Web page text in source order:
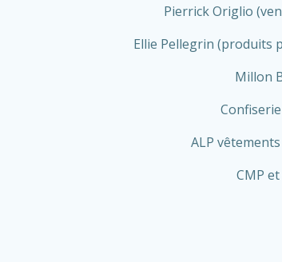
Pierrick Origlio
Ellie Pellegrin (produits
Millon
ALP
CMP et